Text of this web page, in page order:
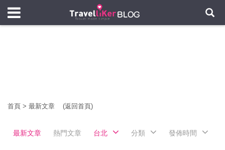
首頁 > 最新文章 (返回首頁)
最新文章 熱門文章 台北 分類 發佈時間